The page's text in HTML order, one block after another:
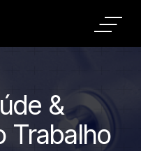
&
Trabalho